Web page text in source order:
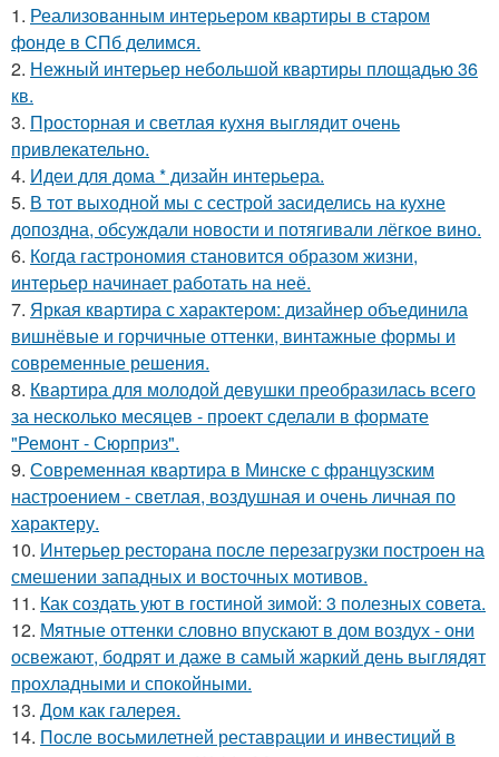
1. Реализованным интерьером квартиры в старом
фонде в СПб делимся.
2. Нежный интерьер небольшой квартиры площадью 36
кв.
3. Просторная и светлая кухня выглядит очень
привлекательно.
4. Идеи для дома * дизайн интерьера.
5. В тот выходной мы с сестрой засиделись на кухне
допоздна, обсуждали новости и потягивали лёгкое вино.
6. Когда гастрономия становится образом жизни,
интерьер начинает работать на неё.
7. Яркая квартира с характером: дизайнер объединила
вишнёвые и горчичные оттенки, винтажные формы и
современные решения.
8. Квартира для молодой девушки преобразилась всего
за несколько месяцев - проект сделали в формате
"Ремонт - Сюрприз".
9. Современная квартира в Минске с французским
настроением - светлая, воздушная и очень личная по
характеру.
10. Интерьер ресторана после перезагрузки построен на
смешении западных и восточных мотивов.
11. Как создать уют в гостиной зимой: 3 полезных совета.
12. Мятные оттенки словно впускают в дом воздух - они
освежают, бодрят и даже в самый жаркий день выглядят
прохладными и спокойными.
13. Дом как галерея.
14. После восьмилетней реставрации и инвестиций в